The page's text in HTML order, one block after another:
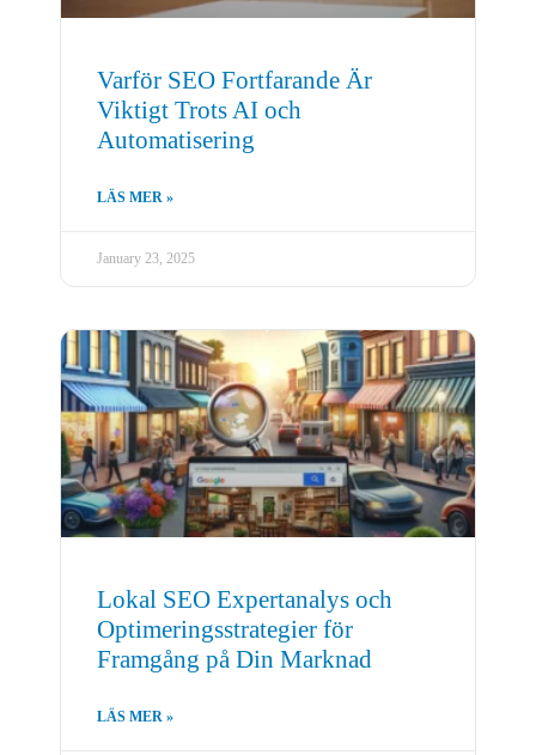
Varför SEO Fortfarande Är
Viktigt Trots AI och
Automatisering
LÄS MER »
January 23, 2025
Lokal SEO Expertanalys och
Optimeringsstrategier för
Framgång på Din Marknad
LÄS MER »